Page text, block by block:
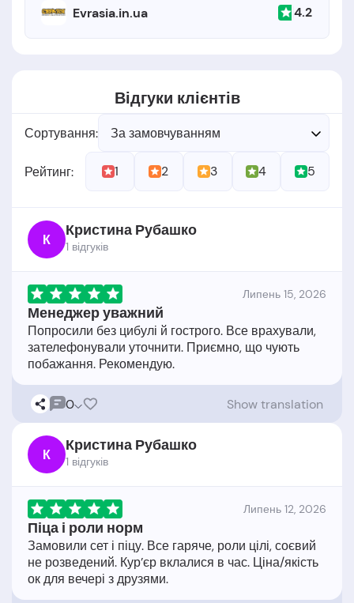
Evrasia.in.ua 4.2
Відгуки клієнтів
Сортування: За замовчуванням
Рейтинг: 1 2 3 4 5
К Кристина Рубашко
1 відгукiв
Липень 15, 2026
Менеджер уважний
Попросили без цибулі й гострого. Все врахували,
зателефонували уточнити. Приємно, що чують
0 Show translation
К Кристина Рубашко
1 відгукiв
Липень 12, 2026
Піца і роли норм
Замовили сет і піцу. Все гаряче, роли цілі, соєвий
не розведений. Кур’єр вклалися в час. Ціна/якість